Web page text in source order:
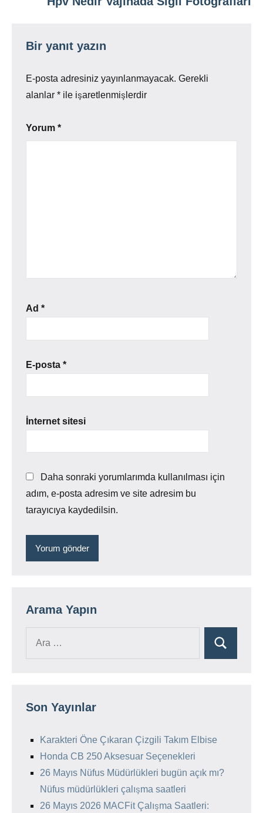
Bir yanıt yazın
E-posta adresiniz yayınlanmayacak. Gerekli
alanlar * ile işaretlenmişlerdir
Yorum *
Ad *
E-posta *
İnternet sitesi
Daha sonraki yorumlarımda kullanılması için
adım, e-posta adresim ve site adresim bu
tarayıcıya kaydedilsin.
Arama Yapın
Ara
Son Yayınlar
Karakteri Öne Çıkaran Çizgili Takım Elbise
Honda CB 250 Aksesuar Seçenekleri
26 Mayıs Nüfus Müdürlükleri bugün açık mı?
Nüfus müdürlükleri çalışma saatleri
26 Mayıs 2026 MACFit Çalışma Saatleri: